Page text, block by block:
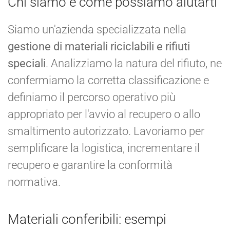
Siamo un'azienda specializzata nella
gestione di materiali riciclabili e rifiuti
speciali. Analizziamo la natura del rifiuto, ne
confermiamo la corretta classificazione e
definiamo il percorso operativo più
appropriato per l'avvio al recupero o allo
smaltimento autorizzato. Lavoriamo per
semplificare la logistica, incrementare il
recupero e garantire la conformità
normativa.
Materiali conferibili: esempi